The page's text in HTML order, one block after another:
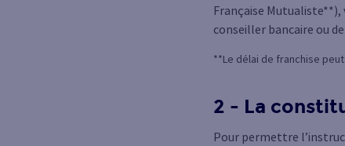
Française
conseiller bancaire ou
**Le délai de franchise
2 - La
Pour permettre